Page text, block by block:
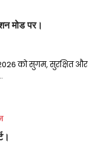
मोड पर।
को सुगम, सुरक्षित और